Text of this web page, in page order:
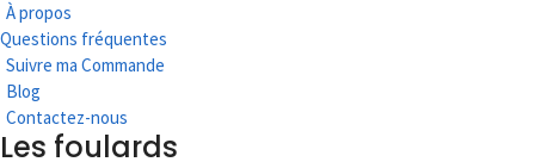
À propos
Questions fréquentes
Suivre ma Commande
Blog
Contactez-nous
Les foulards